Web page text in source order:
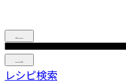
レシピ検索